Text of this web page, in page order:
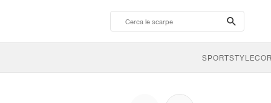
search-
btn
SPORTSTYLE